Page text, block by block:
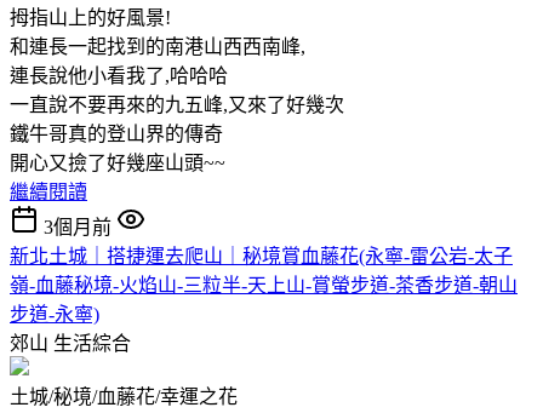
拇指山上的好風景!
和連長一起找到的南港山西西南峰,
連長說他小看我了,哈哈哈
一直說不要再來的九五峰,又來了好幾次
鐵牛哥真的登山界的傳奇
開心又撿了好幾座山頭~~
繼續閱讀
3個月前
新北土城｜搭捷運去爬山｜秘境賞血藤花(永寧-雷公岩-太子
嶺-血藤秘境-火焰山-三粒半-天上山-賞螢步道-茶香步道-朝山
步道-永寧)
郊山 生活綜合
土城/秘境/血藤花/幸運之花